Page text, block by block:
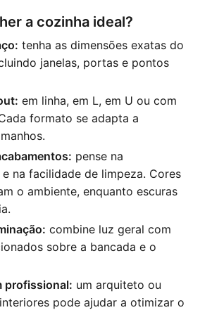
a cozinha ideal?
tenha as dimensões exatas do
janelas, portas e pontos
em linha, em L, em U ou com
formato se adapta a
pense na
na facilidade de limpeza. Cores
o ambiente, enquanto escuras
combine luz geral com
sobre a bancada e o
profissional: um arquiteto ou
pode ajudar a otimizar o